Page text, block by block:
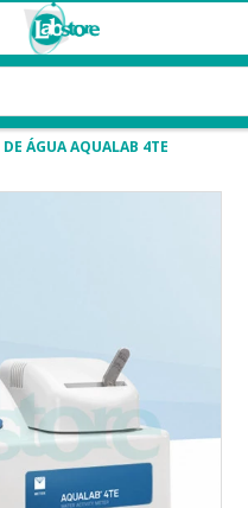
ÁGUA AQUALAB 4TE